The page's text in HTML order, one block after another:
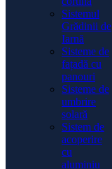
Sistemul
Grădinii de
Iarnă
Sisteme de
fațadă cu
panouri
Sisteme de
umbrire
solară
Sistem de
acoperire
cu
aluminiu